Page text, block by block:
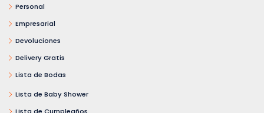
Personal
Empresarial
Devoluciones
Delivery Gratis
Lista de Bodas
Lista de Baby Shower